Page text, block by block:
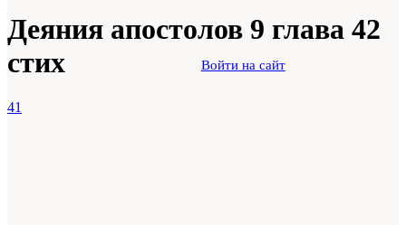
Войти на сайт
Деяния апостолов 9 глава 42
стих
41